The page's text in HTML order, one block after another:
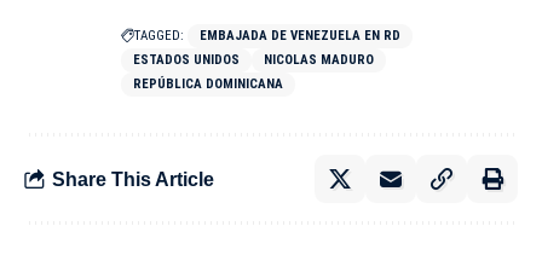
TAGGED:
EMBAJADA DE VENEZUELA EN RD
ESTADOS UNIDOS
NICOLAS MADURO
REPÚBLICA DOMINICANA
Share This Article